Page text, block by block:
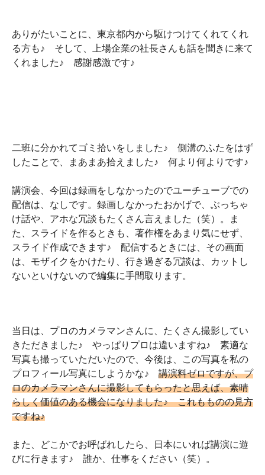
ありがたいことに、東京都内から駆けつけてくれてくれ
る方も♪ そして、上場企業の社長さんも話を聞きに来て
くれました♪ 感謝感激です♪
二班に分かれてゴミ拾いをしました♪ 側溝のふたをはず
したことで、まあまあ拾えました♪ 何より何よりです♪
講演会、今回は録画をしなかったのでユーチューブでの
配信は、なしです。録画しなかったおかげで、ぶっちゃ
け話や、アホな冗談もたくさん言えました（笑）。ま
た、スライドを作るときも、著作権をあまり気にせず、
スライド作成できます♪ 配信するときには、その画面
は、モザイクをかけたり、行き過ぎる冗談は、カットし
ないといけないので編集に手間取ります。
当日は、プロのカメラマンさんに、たくさん撮影してい
きただきました♪ やっぱりプロは違いますね♪ 素適な
写真も撮っていただいたので、今後は、この写真を私の
プロフィール写真にしようかな♪ 講演料ゼロですが、プ
ロのカメラマンさんに撮影してもらったと思えば、素晴
らしく価値のある機会になりました♪ これもものの見方
ですね♪
また、どこかでお呼ばれしたら、日本にいれば講演に遊
びに行きます♪ 誰か、仕事をください（笑）。